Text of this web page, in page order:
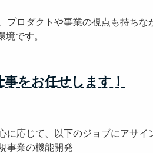
プロダクトや事業の視点も持ちな
境です。
をお任せします！
に応じて、以下のジョブにアサイ
事業の機能開発